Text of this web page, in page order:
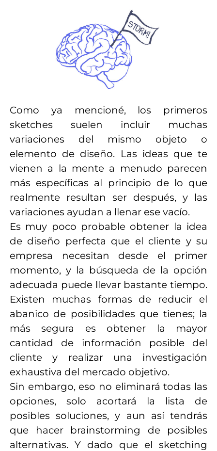
Como ya mencioné, los primeros
sketches suelen incluir muchas
variaciones del mismo objeto o
elemento de diseño. Las ideas que te
vienen a la mente a menudo parecen
más específicas al principio de lo que
realmente resultan ser después, y las
variaciones ayudan a llenar ese vacío.
Es muy poco probable obtener la idea
de diseño perfecta que el cliente y su
empresa necesitan desde el primer
momento, y la búsqueda de la opción
adecuada puede llevar bastante tiempo.
Existen muchas formas de reducir el
abanico de posibilidades que tienes; la
más segura es obtener la mayor
cantidad de información posible del
cliente y realizar una investigación
exhaustiva del mercado objetivo.
Sin embargo, eso no eliminará todas las
opciones, solo acortará la lista de
posibles soluciones, y aun así tendrás
que hacer brainstorming de posibles
alternativas. Y dado que el sketching